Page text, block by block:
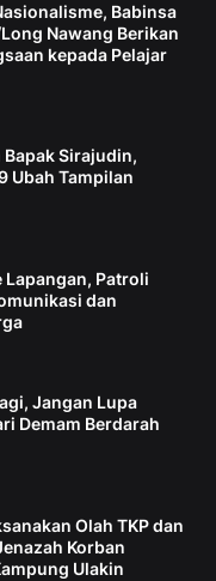
Babinsa
Nawang Berikan
kepada Pelajar
Sirajudin,
Ubah Tampilan
Lapangan, Patroli
dan
Jangan Lupa
Demam Berdarah
Olah TKP dan
Korban
Ulakin